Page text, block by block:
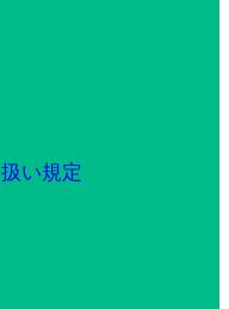
い規定